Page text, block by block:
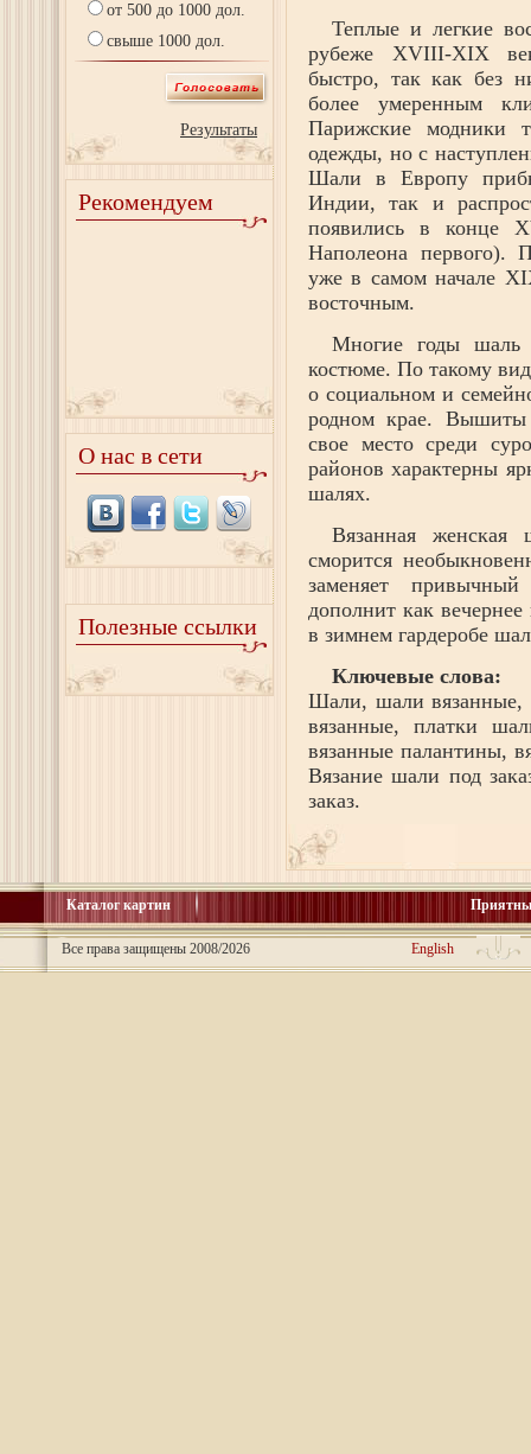
от 500 до 1000 дол.
свыше 1000 дол.
Результаты
Рекомендуем
О нас в сети
Полезные ссылки
Теплые и легкие
рубеже XVIII-XIX
быстро, так как без
более умеренным
Парижские модники
одежды, но с
Шали в Европу
Индии, так и
появились в конце
Наполеона первого).
уже в самом начале
восточным.
Многие годы шаль
костюме. По такому
о социальном и
родном крае.
свое место среди
районов характерны
шалях.
Вязанная
сморится
заменяет
дополнит как
в зимнем гардеробе
Ключевые слова:
Шали, шали вязанные,
вязанные, платки
вязанные палантины,
Вязание шали под
заказ.
Каталог картин
Все права защищены 2008/2026 English